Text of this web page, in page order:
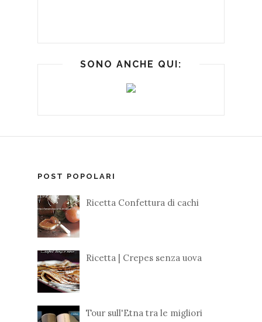
SONO ANCHE QUI:
POST POPOLARI
Ricetta Confettura di cachi
Ricetta | Crepes senza uova
Tour sull'Etna tra le migliori